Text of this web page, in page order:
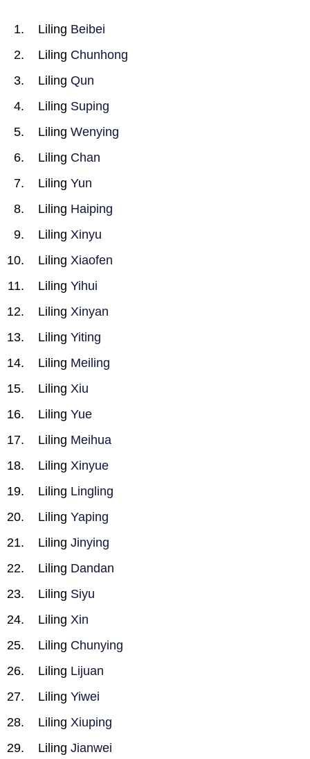
Liling Beibei
Liling Chunhong
Liling Qun
Liling Suping
Liling Wenying
Liling Chan
Liling Yun
Liling Haiping
Liling Xinyu
Liling Xiaofen
Liling Yihui
Liling Xinyan
Liling Yiting
Liling Meiling
Liling Xiu
Liling Yue
Liling Meihua
Liling Xinyue
Liling Lingling
Liling Yaping
Liling Jinying
Liling Dandan
Liling Siyu
Liling Xin
Liling Chunying
Liling Lijuan
Liling Yiwei
Liling Xiuping
Liling Jianwei